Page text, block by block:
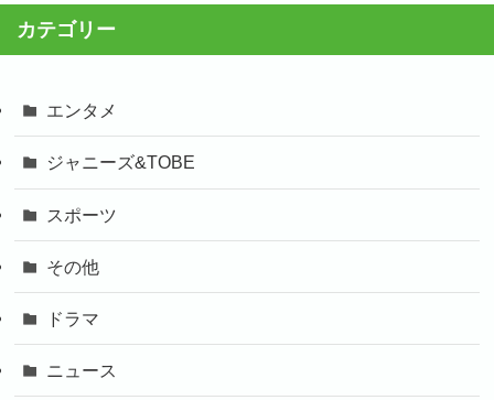
カテゴリー
エンタメ
ジャニーズ&TOBE
スポーツ
その他
ドラマ
ニュース